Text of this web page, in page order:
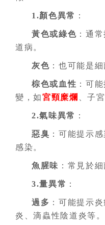
1.顏色異常 ：
黃色或綠色 ：通
道病。
灰色 ：也可能是
棕色或血性 ：可
變，如宮頸糜爛 、子
2.氣味異常 ：
惡臭 ：可能提示
感染。
魚腥味 ：常見於
3.量異常 ：
過多 ：可能提示
炎、滴蟲性陰道炎等。